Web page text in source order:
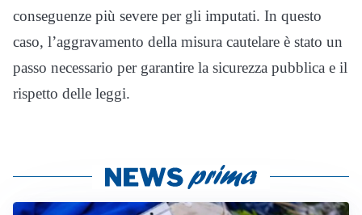
conseguenze più severe per gli imputati. In questo
caso, l’aggravamento della misura cautelare è stato un
passo necessario per garantire la sicurezza pubblica e il
rispetto delle leggi.